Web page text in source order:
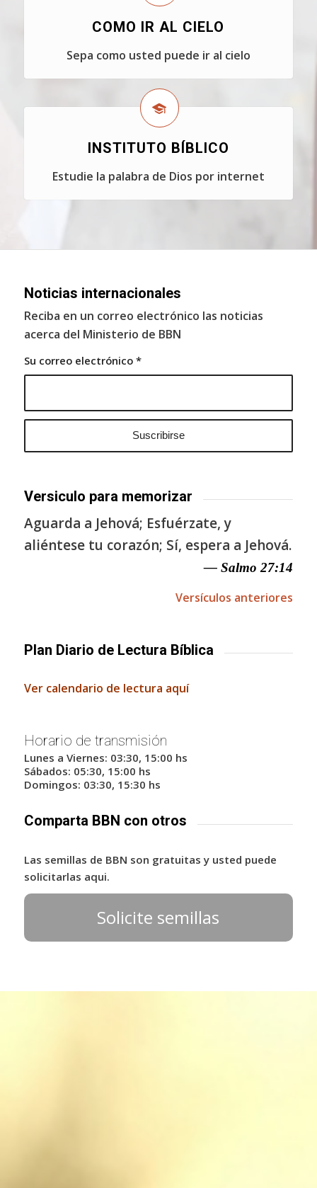
COMO IR AL CIELO
Sepa como usted puede ir al cielo
INSTITUTO BÍBLICO
Estudie la palabra de Dios por internet
Noticias internacionales
Reciba en un correo electrónico las noticias
acerca del Ministerio de BBN
Su correo electrónico *
Versiculo para memorizar
Aguarda a Jehová; Esfuérzate, y
aliéntese tu corazón; Sí, espera a Jehová.
— Salmo 27:14
Versículos anteriores
Plan Diario de Lectura Bíblica
Ver calendario de lectura aquí
Horario de transmisión
Lunes a Viernes: 03:30, 15:00 hs
Sábados: 05:30, 15:00 hs
Domingos: 03:30, 15:30 hs
Comparta BBN con otros
Las semillas de BBN son gratuitas y usted puede
solicitarlas aqui.
Solicite semillas